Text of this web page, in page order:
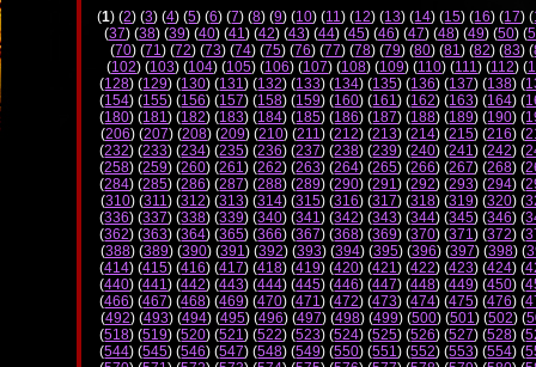
(1) (2) (3) (4) (5) (6) (7) (8) (9) (10) (11) (12) (13) (14) (15) (16) (17) (
(37) (38) (39) (40) (41) (42) (43) (44) (45) (46) (47) (48) (49) (50) (
(70) (71) (72) (73) (74) (75) (76) (77) (78) (79) (80) (81) (82) (83) (
(102) (103) (104) (105) (106) (107) (108) (109) (110) (111) (112) (
(128) (129) (130) (131) (132) (133) (134) (135) (136) (137) (138) (
(154) (155) (156) (157) (158) (159) (160) (161) (162) (163) (164) (
(180) (181) (182) (183) (184) (185) (186) (187) (188) (189) (190) (
(206) (207) (208) (209) (210) (211) (212) (213) (214) (215) (216) (
(232) (233) (234) (235) (236) (237) (238) (239) (240) (241) (242) (
(258) (259) (260) (261) (262) (263) (264) (265) (266) (267) (268) (
(284) (285) (286) (287) (288) (289) (290) (291) (292) (293) (294) (
(310) (311) (312) (313) (314) (315) (316) (317) (318) (319) (320) (
(336) (337) (338) (339) (340) (341) (342) (343) (344) (345) (346) (
(362) (363) (364) (365) (366) (367) (368) (369) (370) (371) (372) (
(388) (389) (390) (391) (392) (393) (394) (395) (396) (397) (398) (
(414) (415) (416) (417) (418) (419) (420) (421) (422) (423) (424) (
(440) (441) (442) (443) (444) (445) (446) (447) (448) (449) (450) (
(466) (467) (468) (469) (470) (471) (472) (473) (474) (475) (476) (
(492) (493) (494) (495) (496) (497) (498) (499) (500) (501) (502) (
(518) (519) (520) (521) (522) (523) (524) (525) (526) (527) (528) (
(544) (545) (546) (547) (548) (549) (550) (551) (552) (553) (554) (